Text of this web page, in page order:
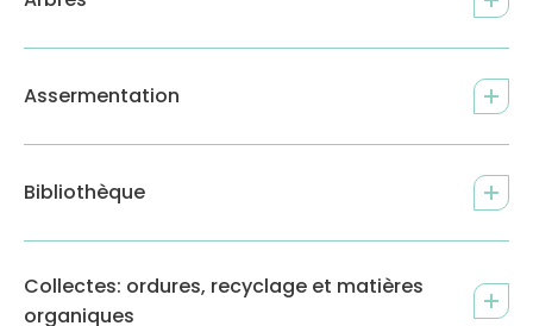
Assermentation
Bibliothèque
Collectes: ordures, recyclage et matières
organiques